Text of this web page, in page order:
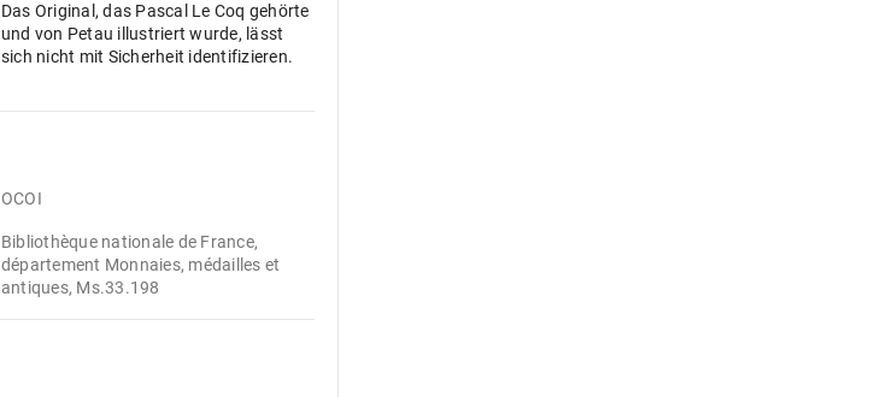
Das Original, das Pascal Le Coq gehörte
und von Petau illustriert wurde, lässt
sich nicht mit Sicherheit identifizieren.
OCOI
Bibliothèque nationale de France,
département Monnaies, médailles et
antiques, Ms.33.198